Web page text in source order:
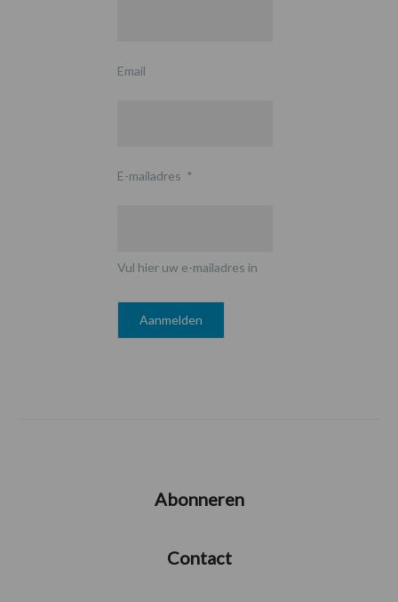
Email
E-mailadres *
Vul hier uw e-mailadres in
Abonneren
Contact